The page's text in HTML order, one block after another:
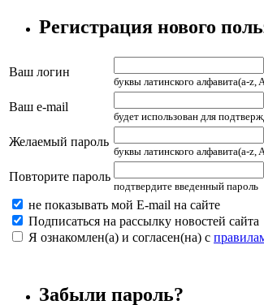
Регистрация нового
Ваш логин
буквы латинского алфавита(a-
Ваш e-mail
будет использован для
Желаемый пароль
буквы латинского алфавита(a-
Повторите пароль
подтвердите введенный пароль
не показывать мой E-mail на сайте
Подписаться на рассылку новостей сайта
Я ознакомлен(а) и согласен(на) с
Забыли пароль?